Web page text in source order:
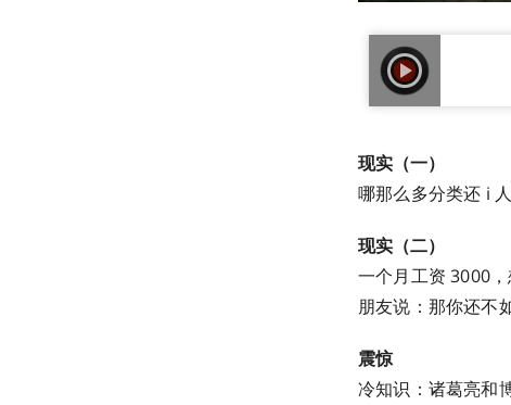
现实（一）
哪那么多分类还 i
现实（二）
一个月工资 3000，
朋友说：那你还不
震惊
冷知识：诸葛亮和